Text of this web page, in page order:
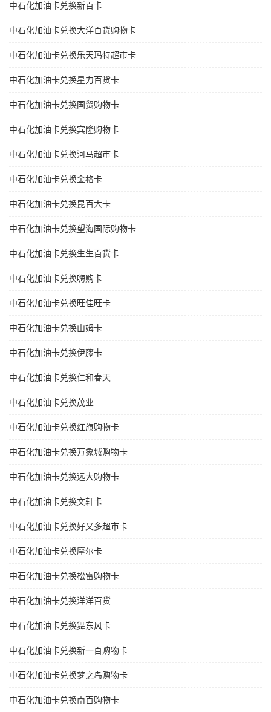
中石化加油卡兑换新百卡
中石化加油卡兑换大洋百货购物卡
中石化加油卡兑换乐天玛特超市卡
中石化加油卡兑换星力百货卡
中石化加油卡兑换国贸购物卡
中石化加油卡兑换宾隆购物卡
中石化加油卡兑换河马超市卡
中石化加油卡兑换金格卡
中石化加油卡兑换昆百大卡
中石化加油卡兑换望海国际购物卡
中石化加油卡兑换生生百货卡
中石化加油卡兑换嗨购卡
中石化加油卡兑换旺佳旺卡
中石化加油卡兑换山姆卡
中石化加油卡兑换伊藤卡
中石化加油卡兑换仁和春天
中石化加油卡兑换茂业
中石化加油卡兑换红旗购物卡
中石化加油卡兑换万象城购物卡
中石化加油卡兑换远大购物卡
中石化加油卡兑换文轩卡
中石化加油卡兑换好又多超市卡
中石化加油卡兑换摩尔卡
中石化加油卡兑换松雷购物卡
中石化加油卡兑换洋洋百货
中石化加油卡兑换舞东风卡
中石化加油卡兑换新一百购物卡
中石化加油卡兑换梦之岛购物卡
中石化加油卡兑换南百购物卡